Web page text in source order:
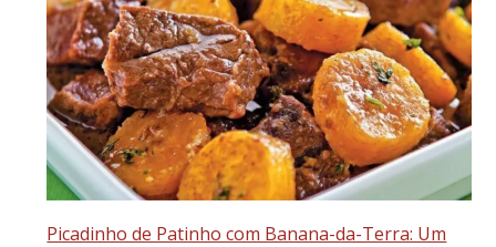
a
massa
perfeita
para
pães
e
pães
Picadinho de Patinho com Banana-da-Terra: Um